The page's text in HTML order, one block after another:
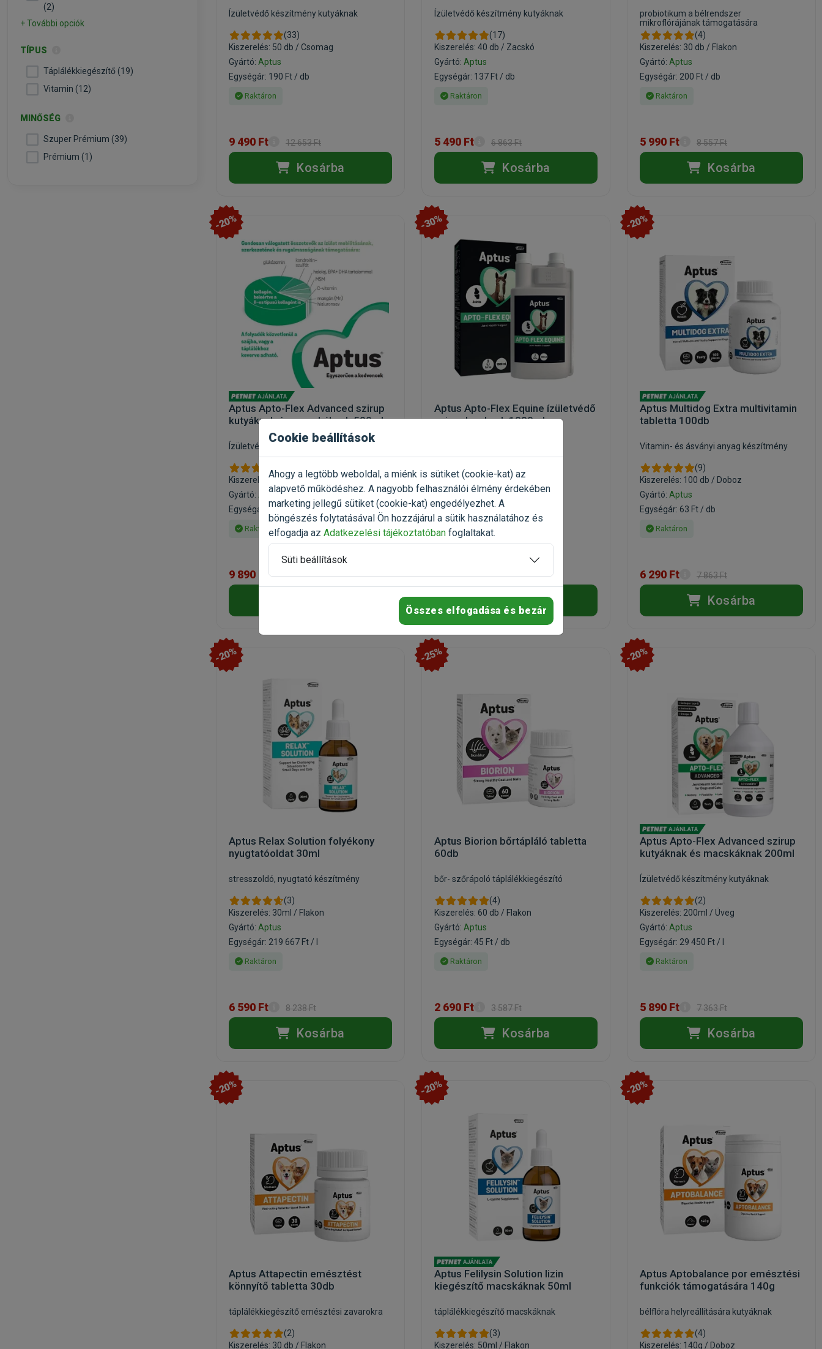
Ízületvédő készítmény kutyáknak
(33)
Kiszerelés: 50 db / Csomag
Gyártó: Aptus
Egységár: 190 Ft / db
Raktáron
9 490 Ft 12 653 Ft
Kosárba
Ízületvédő készítmény kutyáknak
(17)
Kiszerelés: 40 db / Zacskó
Gyártó: Aptus
Egységár: 137 Ft / db
Raktáron
5 490 Ft 6 863 Ft
Kosárba
probiotikum a bélrendszer
mikroflórájának támogatására
(4)
Kiszerelés: 30 db / Flakon
Gyártó: Aptus
Egységár: 200 Ft / db
Raktáron
5 990 Ft 8 557 Ft
Kosárba
-20%
Aptus Apto-Flex Advanced szirup
kutyáknak és macskáknak 500ml
Ízületvédő készítmény kutyáknak
Kiszerelés: 500ml / Üveg
Gyártó:
Aptus
Egységár: 19 780 Ft / l
Raktáron
9 890 Ft 12 363 Ft
-30%
Aptus Apto-Flex Equine ízületvédő
szirup lovaknak 1000ml
Kiszerelés: 1000ml / Flakon
Gyártó:Aptus
Egységár: 22 990 Ft / l
Raktáron
22 990 Ft 32 843 Ft
Kosárba
-20%
Aptus Multidog Extra multivitamin
tabletta 100db
Vitamin- és ásványi anyag készítmény
(9)
Kiszerelés: 100 db / Doboz
Gyártó: Aptus
Egységár: 63 Ft / db
Raktáron
6 290 Ft 7 863 Ft
Kosárba
-20%
Aptus Relax Solution folyékony
nyugtatóoldat 30ml
stresszoldó, nyugtató készítmény
(3)
Kiszerelés: 30ml / Flakon
Gyártó: Aptus
Egységár: 219 667 Ft / l
Raktáron
6 590 Ft 8 238 Ft
Kosárba
-25%
Aptus Biorion bőrtápláló tabletta
60db
bőr- szőrápoló táplálékkiegészító
(4)
Kiszerelés: 60 db / Flakon
Gyártó: Aptus
Egységár: 45 Ft / db
Raktáron
2 690 Ft 3 587 Ft
Kosárba
-20%
Aptus Apto-Flex Advanced szirup
kutyáknak és macskáknak 200ml
Ízületvédő készítmény kutyáknak
(2)
Kiszerelés: 200ml / Üveg
Gyártó: Aptus
Egységár: 29 450 Ft / l
Raktáron
5 890 Ft 7 363 Ft
Kosárba
-20%
Aptus Attapectin emésztést
könnyítő tabletta 30db
táplálékkiegészítő emésztési zavarokra
(2)
Kiszerelés: 30 db / Flakon
-20%
Aptus Felilysin Solution lizin
kiegészítő macskáknak 50ml
táplálékkiegészítő macskáknak
(3)
Kiszerelés: 50ml / Flakon
-20%
Aptus Aptobalance por emésztési
funkciók támogatására 140g
bélflóra helyreállítására kutyáknak
(4)
Kiszerelés: 140g / Doboz
(2)
+ További opciók
TÍPUS
Táplálékkiegészítő (19)
Vitamin (12)
MINŐSÉG
Szuper Prémium (39)
Prémium (1)
Cookie beállítások
Ahogy a legtöbb weboldal, a miénk is sütiket (cookie-kat) az
alapvető működéshez. A nagyobb felhasználói élmény érdekében
marketing jellegű sütiket (cookie-kat) engedélyezhet. A
böngészés folytatásával Ön hozzájárul a sütik használatához és
elfogadja az Adatkezelési tájékoztatóban foglaltakat.
Süti beállítások
Összes elfogadása és bezár